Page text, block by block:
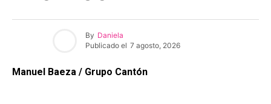
By Daniela
Publicado el 7 agosto, 2026
Manuel Baeza / Grupo Cantón